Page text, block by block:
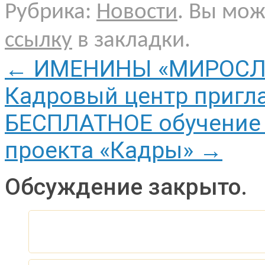
Рубрика: Новости. Вы
ссылку в закладки.
← ИМЕНИНЫ
Кадровый центр
БЕСПЛАТНОЕ
проекта «Кадры» →
Обсуждение закрыто.